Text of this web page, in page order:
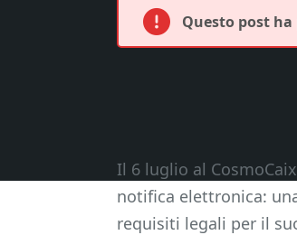
Questo post
Il 6 luglio al
notifica elettronica:
requisiti legali per il